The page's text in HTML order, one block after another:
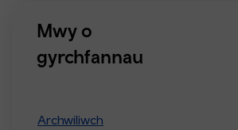
Mwy o
gyrchfannau
Archwiliwch